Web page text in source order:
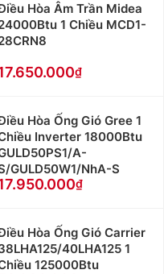
Hòa Âm Trần Midea
1 Chiều MCD1-
Hòa Ống Gió Gree 1
Inverter 18000Btu
A-
GULD50W1/NhA-S
Hòa Ống Gió Carrier
40LHA125 1
125000Btu